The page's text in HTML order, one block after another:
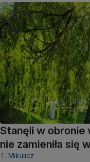
Stanęli w obronie
nie zamieniła się
T. Mikulicz